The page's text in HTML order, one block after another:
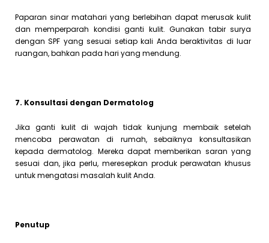
Paparan sinar matahari yang berlebihan dapat merusak kulit
dan memperparah kondisi ganti kulit. Gunakan tabir surya
dengan SPF yang sesuai setiap kali Anda beraktivitas di luar
ruangan, bahkan pada hari yang mendung.
7. Konsultasi dengan Dermatolog
Jika ganti kulit di wajah tidak kunjung membaik setelah
mencoba perawatan di rumah, sebaiknya konsultasikan
kepada dermatolog. Mereka dapat memberikan saran yang
sesuai dan, jika perlu, meresepkan produk perawatan khusus
untuk mengatasi masalah kulit Anda.
Penutup